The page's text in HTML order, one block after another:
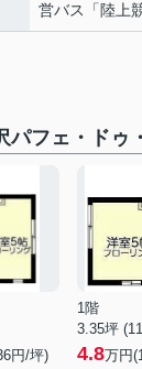
営バス「陸上
パフェ・ドゥ
円/坪)
1階
3.35坪
4.8万円